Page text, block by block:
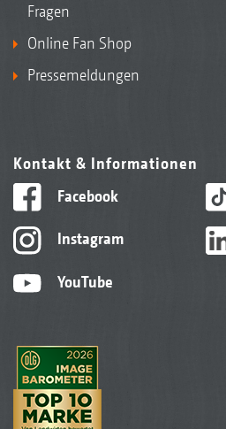
Fragen
Online Fan Shop
Pressemeldungen
Kontakt & Informationen
Facebook
Instagram
YouTube